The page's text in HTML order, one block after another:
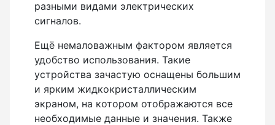
разными видами электрических
сигналов.
Ещё немаловажным фактором является
удобство использования. Такие
устройства зачастую оснащены большим
и ярким жидкокристаллическим
экраном, на котором отображаются все
необходимые данные и значения. Также
GPS приемники
Акустические дефектоискатели